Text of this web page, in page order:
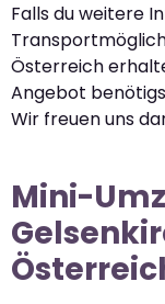
Falls du weitere
Österreich
Angebot
Wir freuen uns
Mini-